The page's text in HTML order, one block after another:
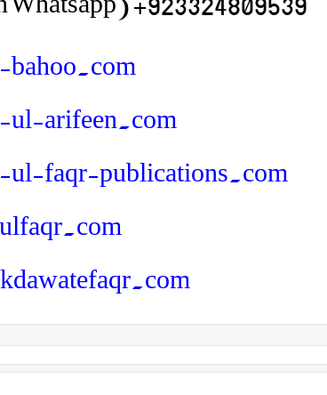
ul-arifeen.com
faqr-publications.com